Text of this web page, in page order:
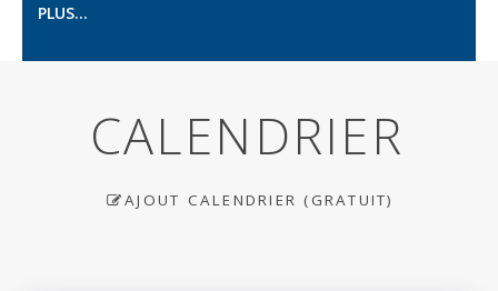
PLUS...
CALENDRIER
AJOUT CALENDRIER (GRATUIT)